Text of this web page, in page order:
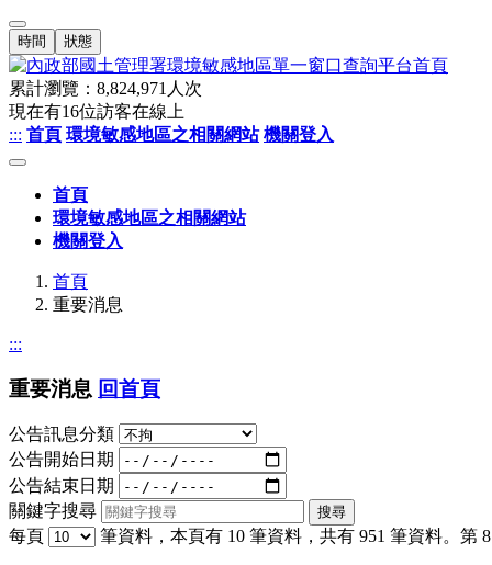
時間 狀態
累計瀏覽： 8,824,971 人次
現在有16位訪客在線上
::: 首頁 環境敏感地區之相關網站 機關登入
首頁
環境敏感地區之相關網站
機關登入
首頁
重要消息
:::
重要消息 回首頁
公告訊息分類
公告開始日期
公告結束日期
關鍵字搜尋
每頁
筆資料，本頁有 10 筆資料，共有 951 筆資料。第